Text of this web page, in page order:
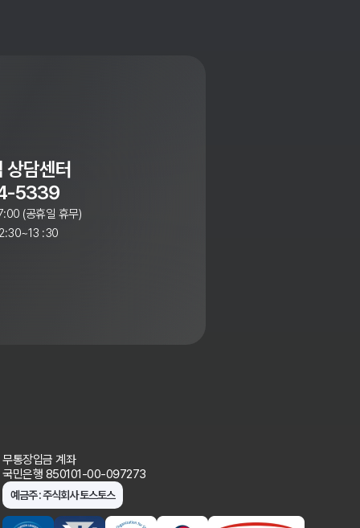
상담센터
5339
(공휴일 휴무)
:30
무통장입금 계좌
국민은행 850101-00-097273
예금주 : 주식회사 토스토스